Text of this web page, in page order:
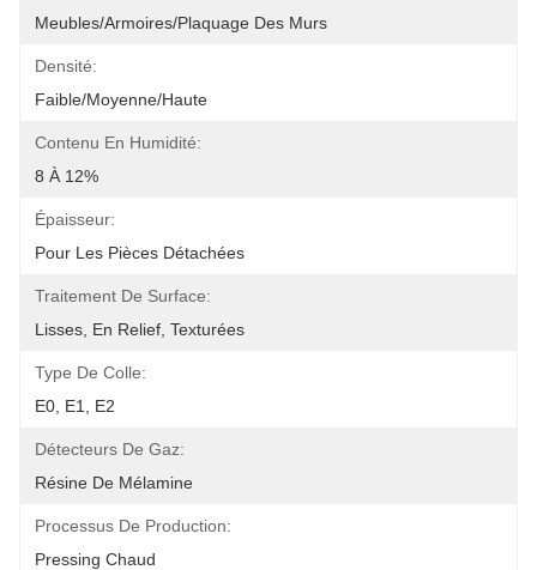
Meubles/Armoires/Plaquage Des Murs
Densité:
Faible/moyenne/haute
Contenu En Humidité:
8 À 12%
Épaisseur:
Pour Les Pièces Détachées
Traitement De Surface:
Lisses, En Relief, Texturées
Type De Colle:
E0, E1, E2
Détecteurs De Gaz:
Résine De Mélamine
Processus De Production:
Pressing Chaud